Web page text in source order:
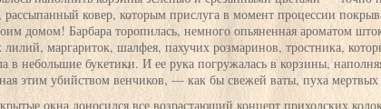
рассыпанный ковер, которым прислуга в момент процессии
домом! Барбара торопилась, немного опьяненная ароматом
маргариток, шалфея, пахучих розмаринов, тростника,
в небольшие букетики. И ее рука погружалась в корзины,
этим убийством венчиков, — как бы свежей ваты, пуха мертвых
окна доносился все возрастающий концерт приходских